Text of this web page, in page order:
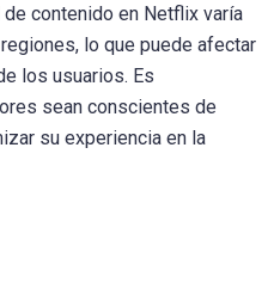
contenido en Netflix varía
lo que puede afectar
los usuarios. Es
sean conscientes de
su experiencia en la